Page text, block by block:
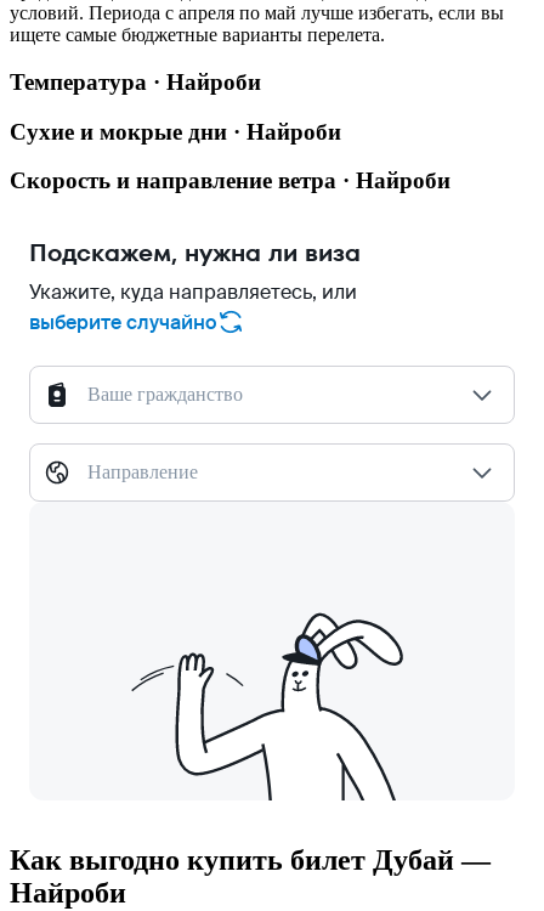
условий. Периода с апреля по май лучше избегать, если вы
ищете самые бюджетные варианты перелета.
Температура · Найроби
Сухие и мокрые дни · Найроби
Скорость и направление ветра · Найроби
Подскажем, нужна ли виза
Укажите, куда направляетесь, или
выберите случайно
Ваше гражданство
Направление
Как выгодно купить билет Дубай —
Найроби